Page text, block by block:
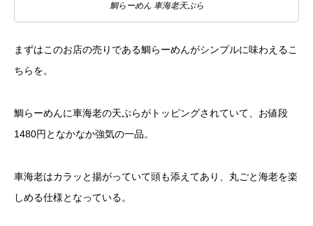
鯛らーめん 車海老天ぷら
まずはこのお店の売りである鯛らーめんがシンプルに味わえるこ
ちらを。
鯛らーめんに車海老の天ぷらがトッピングされていて、お値段
1480円となかなか強気の一品。
車海老はカラッと揚がっていて頭も添えてあり、丸ごと海老を楽
しめる仕様となっている。